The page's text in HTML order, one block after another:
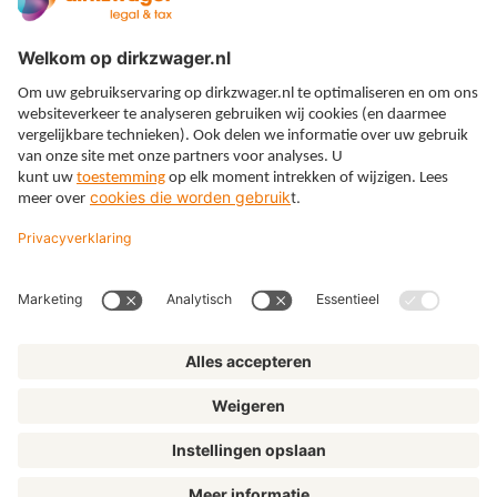
Expertises
Thema’s